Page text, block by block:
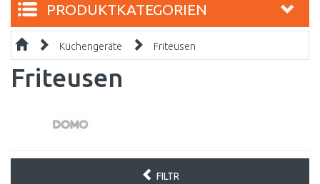
PRODUKTKATEGORIEN
Küchengeräte Friteusen
Friteusen
FILTR